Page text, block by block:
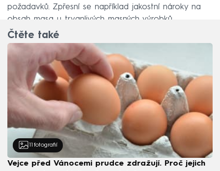
požadavků. Zpřesní se například jakostní nároky na
obsah masa u trvanlivých masných výrobků.
Čtěte také
fotografií
Vejce před Vánocemi prudce zdražují. Proč jejich